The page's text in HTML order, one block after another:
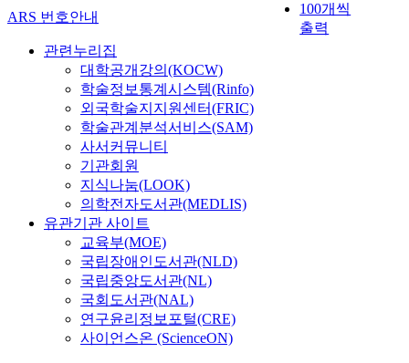
100개씩
출력
ARS 번호안내
관련누리집
대학공개강의(KOCW)
학술정보통계시스템(Rinfo)
외국학술지지원센터(FRIC)
학술관계분석서비스(SAM)
사서커뮤니티
기관회원
지식나눔(LOOK)
의학전자도서관(MEDLIS)
유관기관 사이트
교육부(MOE)
국립장애인도서관(NLD)
국립중앙도서관(NL)
국회도서관(NAL)
연구윤리정보포털(CRE)
사이언스온 (ScienceON)